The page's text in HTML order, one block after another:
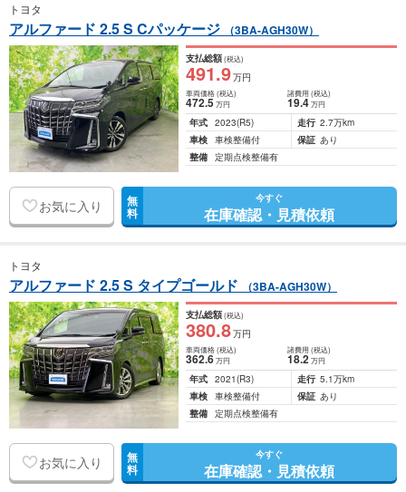
トヨタ
アルファード 2.5 S Cパッケージ （3BA-AGH30W）
支払総額(税込)
491.9万円
車両価格(税込)
472.5万円
諸費用 (税込)
19.4 万円
年式 2023(R5) 走行 2.7万km
車検 車検整備付 保証 あり
整備 定期点検整備有
お気に入り 無
料
今すぐ
在庫確認・見積依頼
トヨタ
アルファード 2.5 S タイプゴールド （3BA-AGH30W）
支払総額(税込)
380.8万円
車両価格(税込)
362.6万円
諸費用 (税込)
18.2 万円
年式 2021(R3) 走行 5.1万km
車検 車検整備付 保証 あり
整備 定期点検整備有
お気に入り 無
料
今すぐ
在庫確認・見積依頼